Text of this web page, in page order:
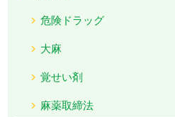
危険ドラッグ
大麻
覚せい剤
麻薬取締法